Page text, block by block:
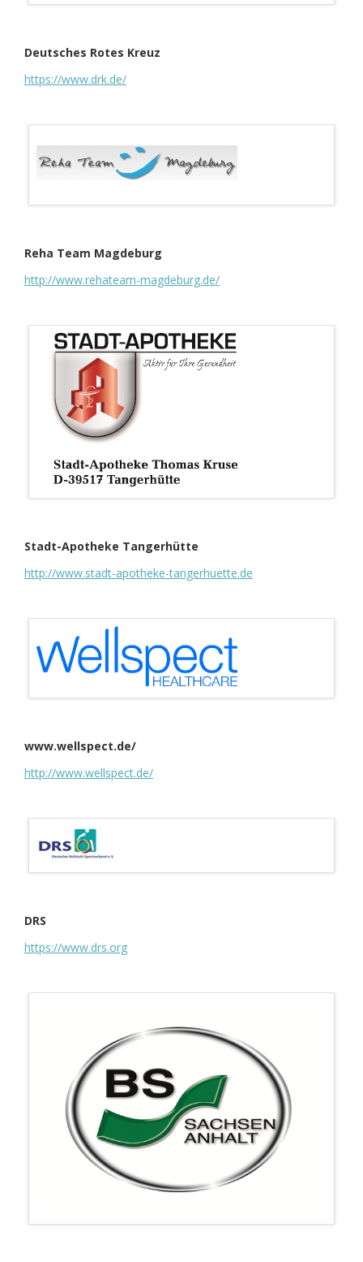
Deutsches Rotes Kreuz
https://www.drk.de/
Reha Team Magdeburg
http://www.rehateam-magdeburg.de/
Stadt-Apotheke Tangerhütte
http://www.stadt-apotheke-tangerhuette.de
www.wellspect.de/
http://www.wellspect.de/
DRS
https://www.drs.org